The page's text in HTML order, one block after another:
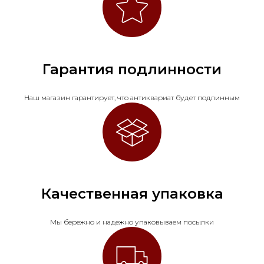
Гарантия подлинности
Наш магазин гарантирует, что антиквариат будет подлинным
Качественная упаковка
Мы бережно и надежно упаковываем посылки